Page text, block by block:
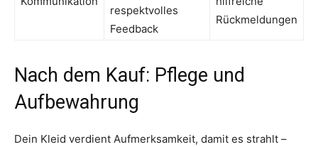
respektvolles
Feedback
Rückmeldungen
Nach dem Kauf: Pflege und
Aufbewahrung
Dein Kleid verdient Aufmerksamkeit, damit es strahlt –